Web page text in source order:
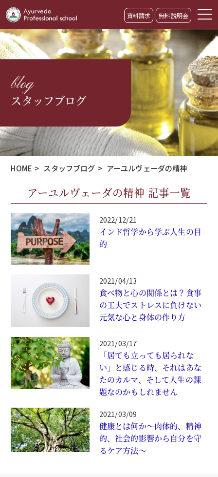
資料請求 無料説明会
blog
スタッフブログ
HOME > スタッフブログ > アーユルヴェーダの精神
アーユルヴェーダの精神 記事一覧
2022/12/21
インド哲学から学ぶ人生の目
的
2021/04/13
食べ物と心の関係とは？食事
の工夫でストレスに負けない
元気な心と身体の作り方
2021/03/17
「居ても立っても居られな
い」と感じる時、それはあな
たのカルマ、そして人生の課
題なのかもしれません
2021/03/09
健康とは何か〜肉体的、精神
的、社会的影響から自分を守
るケア方法〜